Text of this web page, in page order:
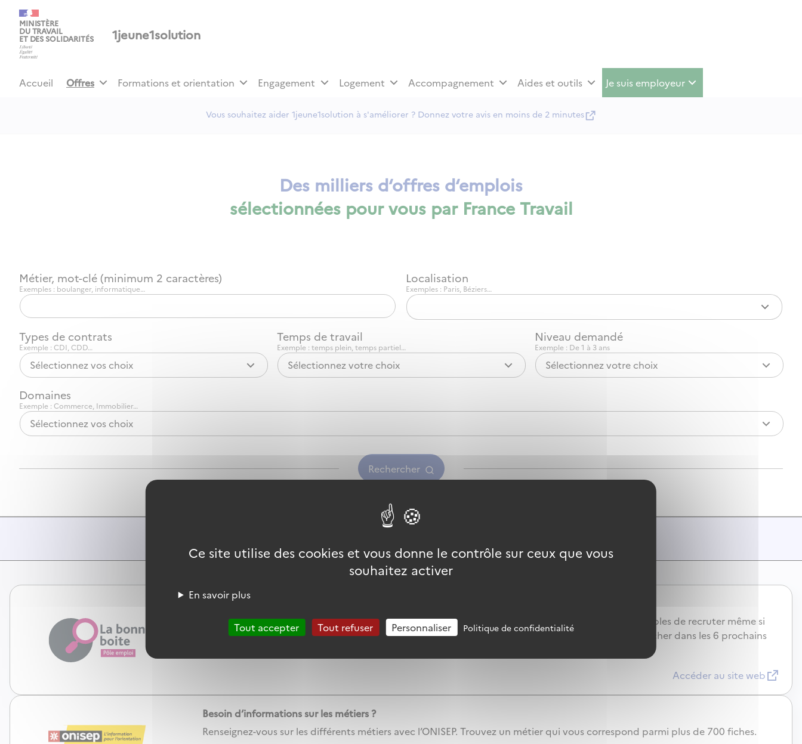
MINISTÈRE
DU TRAVAIL
ET DES SOLIDARITÉS 1jeune1solution
Accueil Offres Formations et orientation Engagement Logement Accompagnement Aides et outils Je suis employeur
Vous souhaitez aider 1jeune1solution à s'améliorer ? Donnez votre avis en moins de 2 minutes
Des milliers d‘offres d‘emplois
sélectionnées pour vous par France Travail
Métier, mot-clé (minimum 2 caractères)
Exemples : boulanger, informatique…
Localisation
Exemples : Paris, Béziers…
Types de contrats
Exemple : CDI, CDD…
Sélectionnez vos choix
Temps de travail
Exemple : temps plein, temps partiel…
Sélectionnez votre choix
Niveau demandé
Exemple : De 1 à 3 ans
Sélectionnez votre choix
Domaines
Exemple : Commerce, Immobilier…
Sélectionnez vos choix
Rechercher
Et si vous contactiez directement les entreprises ?
N’envoyez plus vos CV au hasard ! Identifiez et contactez les entreprises qui peuvent être susceptibles de recruter même si
elles n’ont pas déposé d’offres. Nos outils détectent les entreprises qui vont probablement embaucher dans les 6 prochains
Accéder au site web
Besoin d‘informations sur les métiers ?
Renseignez-vous sur les différents métiers avec l’ONISEP. Trouvez un métier qui vous correspond parmi plus de 700 fiches.
Panneau de gestion des cookies
Ce site utilise des cookies et vous donne le contrôle sur ceux que vous
souhaitez activer
En savoir plus
Tout accepter Tout refuser Personnaliser Politique de confidentialité